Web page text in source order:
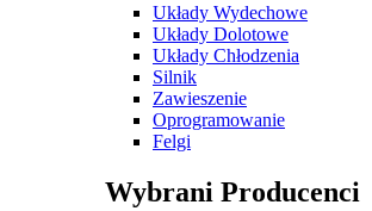
Układy Wydechowe
Układy Dolotowe
Układy Chłodzenia
Silnik
Zawieszenie
Oprogramowanie
Felgi
Wybrani Producenci